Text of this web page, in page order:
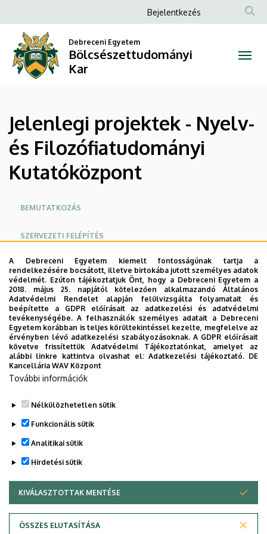
projektek
Nyelv-
Filozófiatudományi
Kutatóközpont
Bölcsészettudományi
Kar
a
tartalomra
Anonim
fiók
menüje
Bejelentkezés
Debreceni Egyetem
Bölcsészettudományi
Kar
Jelenlegi projektek - Nyelv-
és Filozófiatudományi
Kutatóközpont
Oldalmenü
BEMUTATKOZÁS
SZERVEZETI FELÉPÍTÉS
LEZÁRT PROJEKTEK
JELENLEGI PROJEKTEK
ELÉRHETŐSÉGEK
2017.07.01-2022.06.30 -Divergáló evidencia
az elméleti nyelvészetben (MTA-DE-SzTE
Legutóbbi frissítés: 2022. 10. 12. 11:12
Adatvédelem
A Debreceni Egyetem kiemelt fontosságúnak tartja a
rendelkezésére bocsátott, illetve birtokába jutott személyes adatok
védelmét. Ezúton tájékoztatjuk Önt, hogy a Debreceni Egyetem a
2018. május 25. napjától kötelezően alkalmazandó Általános
Adatvédelmi Rendelet alapján felülvizsgálta folyamatait és
beépítette a GDPR előírásait az adatkezelési és adatvédelmi
tevékenységébe. A felhasználók személyes adatait a Debreceni
Egyetem korábban is teljes körültekintéssel kezelte, megfelelve az
érvényben lévő adatkezelési szabályozásoknak. A GDPR előírásait
követve frissítettük Adatvédelmi Tájékoztatónkat, amelyet az
alábbi linkre kattintva olvashat el:Adatkezelési tájékoztató. DE
Kancellária WAV Központ
További információk
Nélkülözhetetlen sütik
Funkcionális sütik
Analitikai sütik
Hirdetési sütik
KIVÁLASZTOTTAK MENTÉSE
ÖSSZES ELUTASÍTÁSA
WITHDRAW CONSENT